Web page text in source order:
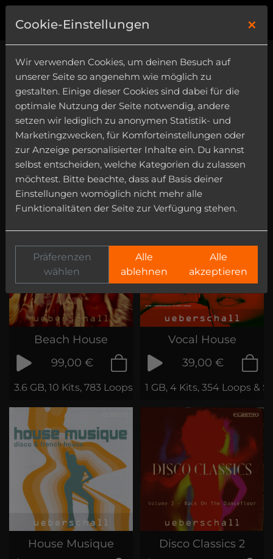
House
Category
Instrument
Beach House
99,00 €
3.6 GB, 10 Kits, 783 Loops & Samples
Vocal House
39,00 €
1 GB, 4 Kits, 354 Loops &
House Musique
Disco Classics 2
Cookie-Einstellungen ×
Wir verwenden Cookies, um deinen Besuch auf
unserer Seite so angenehm wie möglich zu
gestalten. Einige dieser Cookies sind dabei für die
optimale Nutzung der Seite notwendig, andere
setzen wir lediglich zu anonymen Statistik- und
Marketingzwecken, für Komforteinstellungen oder
zur Anzeige personalisierter Inhalte ein. Du kannst
selbst entscheiden, welche Kategorien du zulassen
möchtest. Bitte beachte, dass auf Basis deiner
Einstellungen womöglich nicht mehr alle
Funktionalitäten der Seite zur Verfügung stehen.
Präferenzen
wählen
Alle
ablehnen
Alle
akzeptieren